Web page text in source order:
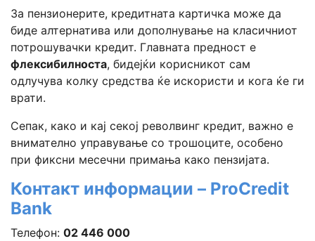
За пензионерите, кредитната картичка може да
биде алтернатива или дополнување на класичниот
потрошувачки кредит. Главната предност е
флексибилноста, бидејќи корисникот сам
одлучува колку средства ќе искористи и кога ќе ги
врати.
Сепак, како и кај секој револвинг кредит, важно е
внимателно управување со трошоците, особено
при фиксни месечни примања како пензијата.
Контакт информации – ProCredit
Bank
Телефон: 02 446 000